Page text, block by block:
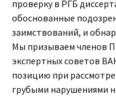
проверку в РГБ
обоснованные
заимствований, и
Мы призываем членов
экспертных советов
позицию при
грубыми нарушениями